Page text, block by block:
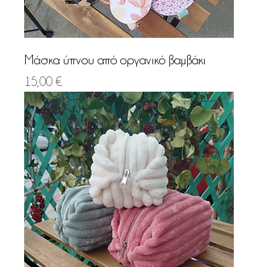
Μάσκα ύπνου από οργανικό βαμβάκι
Τιμή
15,00 €